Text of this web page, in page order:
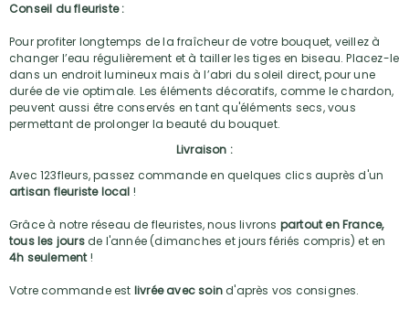
Conseil du fleuriste :
Pour profiter longtemps de la fraîcheur de votre bouquet, veillez à
changer l’eau régulièrement et à tailler les tiges en biseau. Placez-le
dans un endroit lumineux mais à l’abri du soleil direct, pour une
durée de vie optimale. Les éléments décoratifs, comme le chardon,
peuvent aussi être conservés en tant qu'éléments secs, vous
permettant de prolonger la beauté du bouquet.
Livraison :
Avec 123fleurs, passez commande en quelques clics auprès d'un
artisan fleuriste local !
Grâce à notre réseau de fleuristes, nous livrons partout en France,
tous les joursde l'année (dimanches et jours fériés compris) et en
4h seulement!
Votre commande est livrée avec soind'après vos consignes.